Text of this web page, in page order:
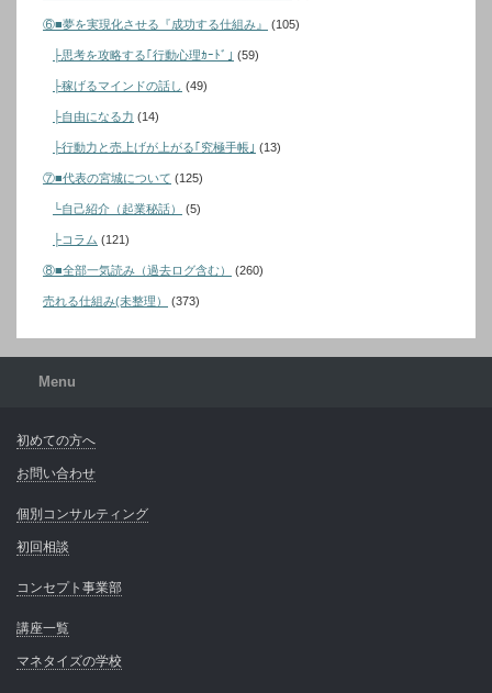
⑥■夢を実現化させる『成功する仕組み』 (105)
├思考を攻略する｢行動心理ｶｰﾄﾞ｣ (59)
├稼げるマインドの話し (49)
├自由になる力 (14)
├行動力と売上げが上がる｢究極手帳｣ (13)
⑦■代表の宮城について (125)
└自己紹介（起業秘話） (5)
├コラム (121)
⑧■全部一気読み（過去ログ含む） (260)
売れる仕組み(未整理） (373)
Menu
初めての方へ
お問い合わせ
個別コンサルティング
初回相談
コンセプト事業部
講座一覧
マネタイズの学校